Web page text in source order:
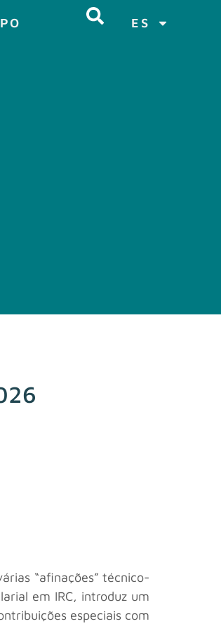
ES
“afinações” técnico-
em IRC, introduz um
especiais com